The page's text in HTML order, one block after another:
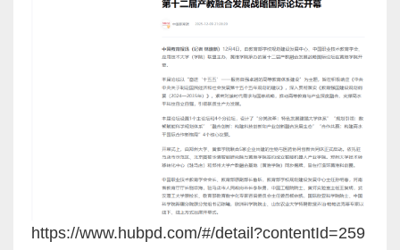
https://www.hubpd.com/#/detail?contentId=259